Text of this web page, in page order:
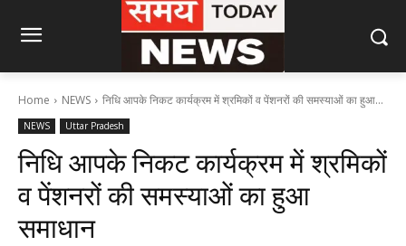
Home NEWS निधि आपके निकट कार्यक्रम में श्रमिकों व पेंशनरों की समस्याओं का हुआ...
NEWS Uttar Pradesh
निधि आपके निकट कार्यक्रम में श्रमिकों
व पेंशनरों की समस्याओं का हुआ
समाधान